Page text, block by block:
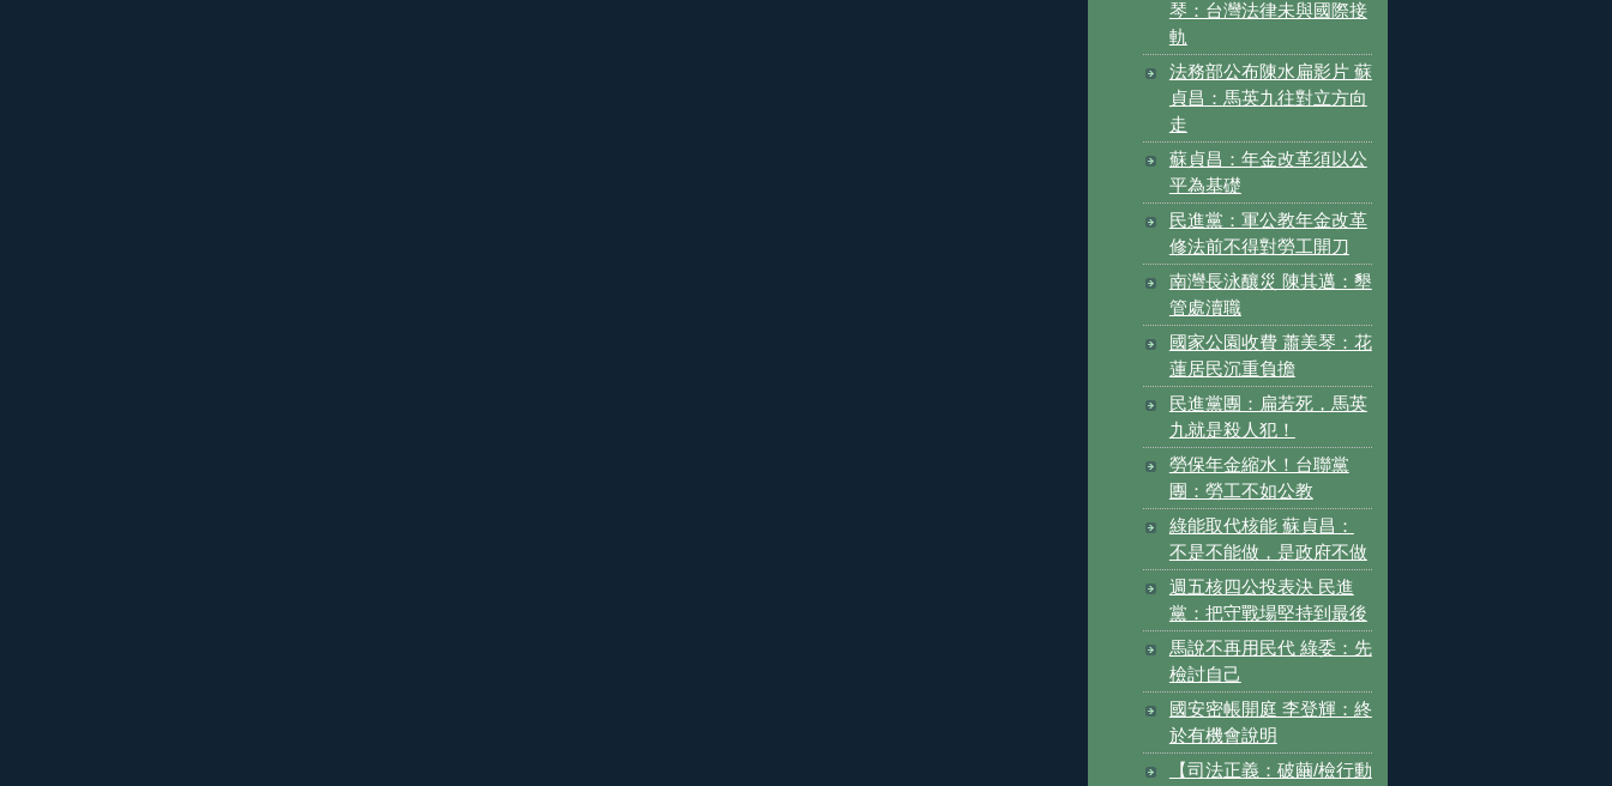
琴：台灣法律未與國際接
軌
法務部公布陳水扁影片 蘇
貞昌：馬英九往對立方向
走
蘇貞昌：年金改革須以公
平為基礎
民進黨：軍公教年金改革
修法前不得對勞工開刀
南灣長泳釀災 陳其邁：墾
管處瀆職
國家公園收費 蕭美琴：花
蓮居民沉重負擔
民進黨團：扁若死，馬英
九就是殺人犯！
勞保年金縮水！台聯黨
團：勞工不如公教
綠能取代核能 蘇貞昌：
不是不能做，是政府不做
週五核四公投表決 民進
黨：把守戰場堅持到最後
馬說不再用民代 綠委：先
檢討自己
國安密帳開庭 李登輝：終
於有機會說明
【司法正義：破繭/檢行動